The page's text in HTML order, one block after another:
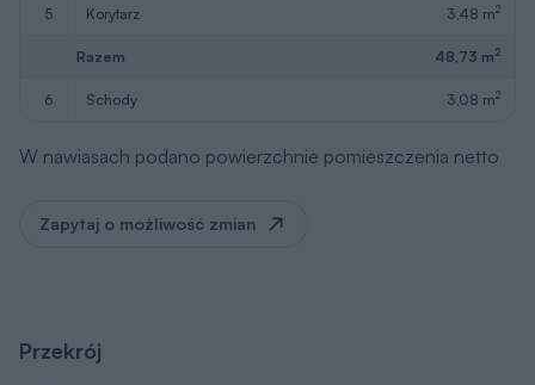
5 korytarz 3,48 m2
Razem 48,73 m2
6 schody 3,08 m2
W nawiasach podano powierzchnie pomieszczenia netto
Zapytaj o możliwość zmian
Przekrój